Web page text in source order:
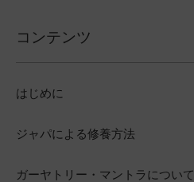
コンテンツ
はじめに
ジャパによる修養方法
ガーヤトリー・マントラについて